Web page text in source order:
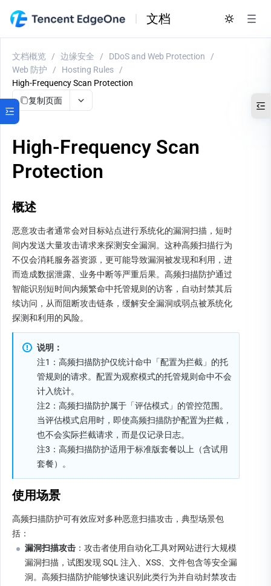
文档
文档概览 / 边缘安全 / DDoS and Web Protection
/
Web 防护
/ Hosting Rules
/
High-Frequency Scan Protection
复制页面
High-Frequency Scan
Protection
概述
恶意攻击者通常会对目标站点进行系统化的漏洞扫描，短时
间内发送大量攻击请求来探测安全漏洞。这种高频扫描行为
不仅会消耗服务器资源，更可能导致漏洞被发现和利用，进
而造成数据泄露、业务中断等严重后果。高频扫描防护通过
智能识别短时间内频繁命中托管规则的访客，自动封禁其后
续访问，从而阻断攻击链条，缓解安全漏洞或弱点被系统化
探测和利用的风险。
说明：
注1：高频扫描防护仅统计命中「配置为拦截」的托
管规则的请求。配置为观察模式的托管规则命中不会
计入统计。
注2：高频扫描防护属于「评估模式」的管控范围。
当评估模式启用时，即使高频扫描防护配置为拦截，
也不会实际拦截请求，而是仅记录日志。
注3：高频扫描防护适用于标准版套餐以上（含试用
套餐）。
使用场景
高频扫描防护可有效应对多种恶意扫描攻击，典型场景包
括：
漏洞扫描攻击 ：攻击者使用自动化工具对网站进行大规模
漏洞扫描，试图发现 SQL 注入、XSS、文件包含等安全漏
洞。高频扫描防护能够快速识别此类行为并自动封禁攻击